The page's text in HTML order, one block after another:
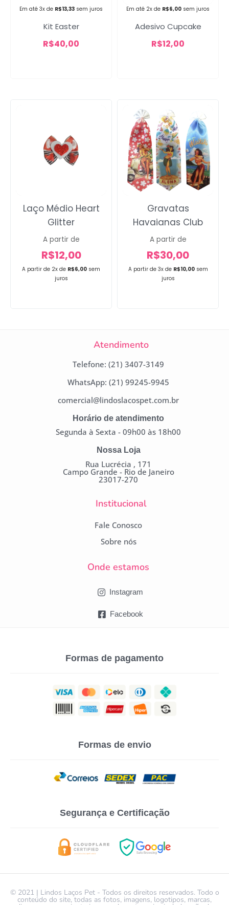
Em até 3x de R$13,33 sem juros
Kit Easter
R$40,00
Em até 2x de R$6,00 sem juros
Adesivo Cupcake
R$12,00
A partir de 2x de R$6,00 sem
juros
Laço Médio Heart
Glitter
A partir de
R$12,00
A partir de 3x de R$10,00 sem
juros
Gravatas
Havaianas Club
A partir de
R$30,00
Atendimento
Telefone: (21) 3407-3149
WhatsApp: (21) 99245-9945
comercial@lindoslacospet.com.br
Horário de atendimento
Segunda à Sexta - 09h00 às 18h00
Nossa Loja
Rua Lucrécia , 171
Campo Grande - Rio de Janeiro
23017-270
Institucional
Fale Conosco
Sobre nós
Onde estamos
Instagram
Facebook
Formas de pagamento
Formas de envio
Segurança e Certificação
© 2021 | Lindos Laços Pet - Todos os direitos reservados. Todo o
conteúdo do site, todas as fotos, imagens, logotipos, marcas,
Campanha lançada com